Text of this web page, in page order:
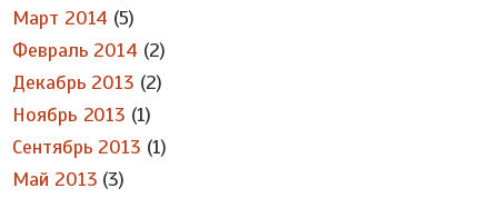
Март 2014 (5)
Февраль 2014 (2)
Декабрь 2013 (2)
Ноябрь 2013 (1)
Сентябрь 2013 (1)
Май 2013 (3)